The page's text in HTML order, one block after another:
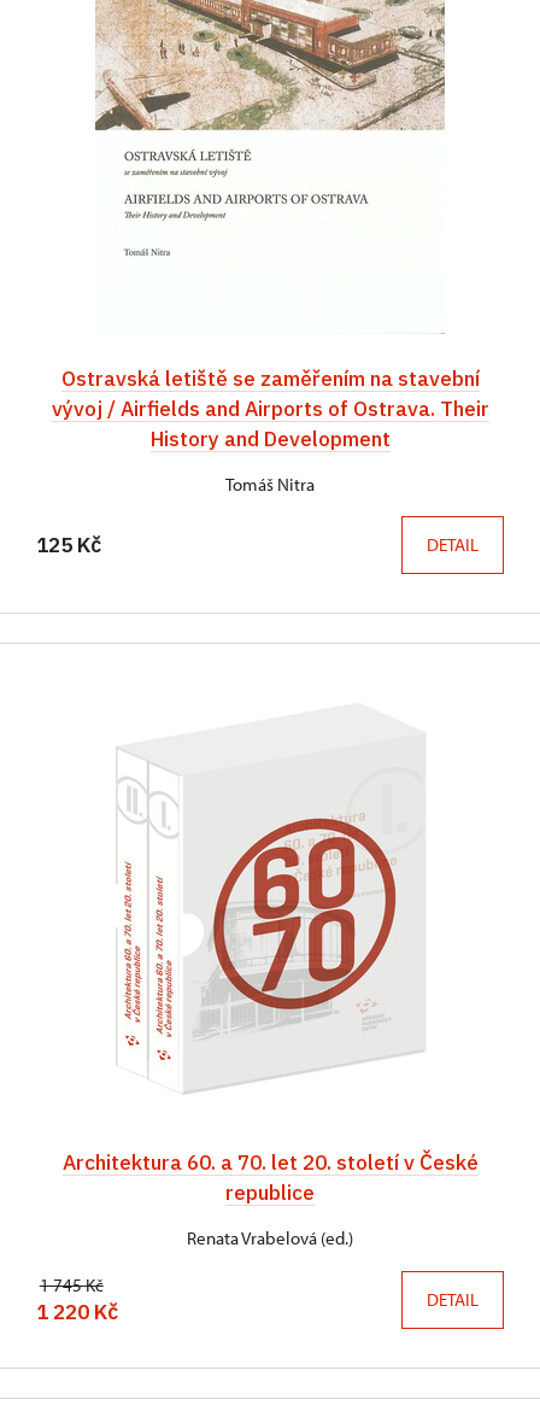
Ostravská letiště se zaměřením na stavební
vývoj / Airfields and Airports of Ostrava. Their
History and Development
Tomáš Nitra
125 Kč DETAIL
Architektura 60. a 70. let 20. století v České
republice
Renata Vrabelová (ed.)
1 745 Kč
1 220 Kč DETAIL